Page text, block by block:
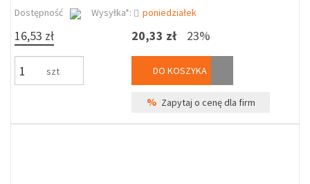
Dostępność
Wysyłka*: poniedziałek
16,53 zł
szt
20,33 zł 23%
DO KOSZYKA
% Zapytaj o cenę dla firm